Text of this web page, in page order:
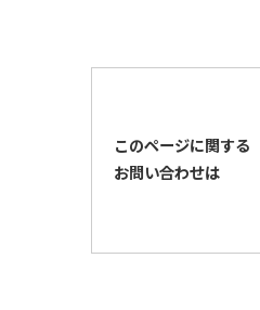
このページに関する
お問い合わせは